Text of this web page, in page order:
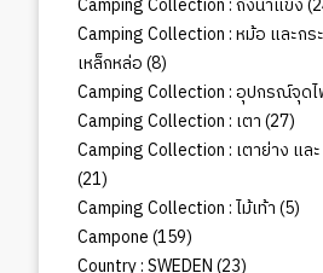
Camping Collection : หม้อ และกร
เหล็กหล่อ 88
สินค้า
Camping Collection : อุปกรณ์จุด
Camping Collection : เตา 2727
สิน
Camping Collection : เตาย่าง แล
2121
สินค้า
Camping Collection : ไม้เท้า 55
Campone 159159
สินค้า
Country : SWEDEN 2323